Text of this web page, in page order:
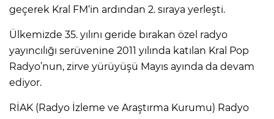
geçerek Kral FM‘in ardından 2. sıraya yerleşti.
Ülkemizde 35. yılını geride bırakan özel radyo
yayıncılığı serüvenine 2011 yılında katılan Kral Pop
Radyo’nun, zirve yürüyüşü Mayıs ayında da devam
ediyor.
RİAK (Radyo İzleme ve Araştırma Kurumu) Radyo